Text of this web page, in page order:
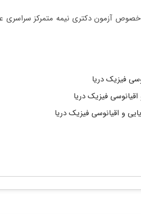
خصوص آزمون دکتری نیمه متمرکز سراسری
فیزیک دریا
فیزیک دریا
و اقیانوسی فیزیک دریا